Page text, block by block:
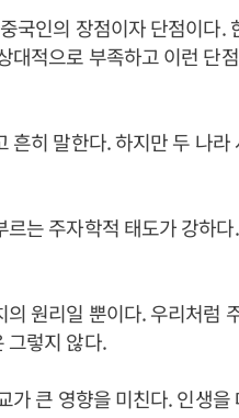
국인의 장점이자 단점이다.
대적으로 부족하고 이런 단
흔히 말한다. 하지만 두 나
는 주자학적 태도가 강하
원리일 뿐이다. 우리처럼
그렇지 않다.
가 큰 영향을 미친다. 인생